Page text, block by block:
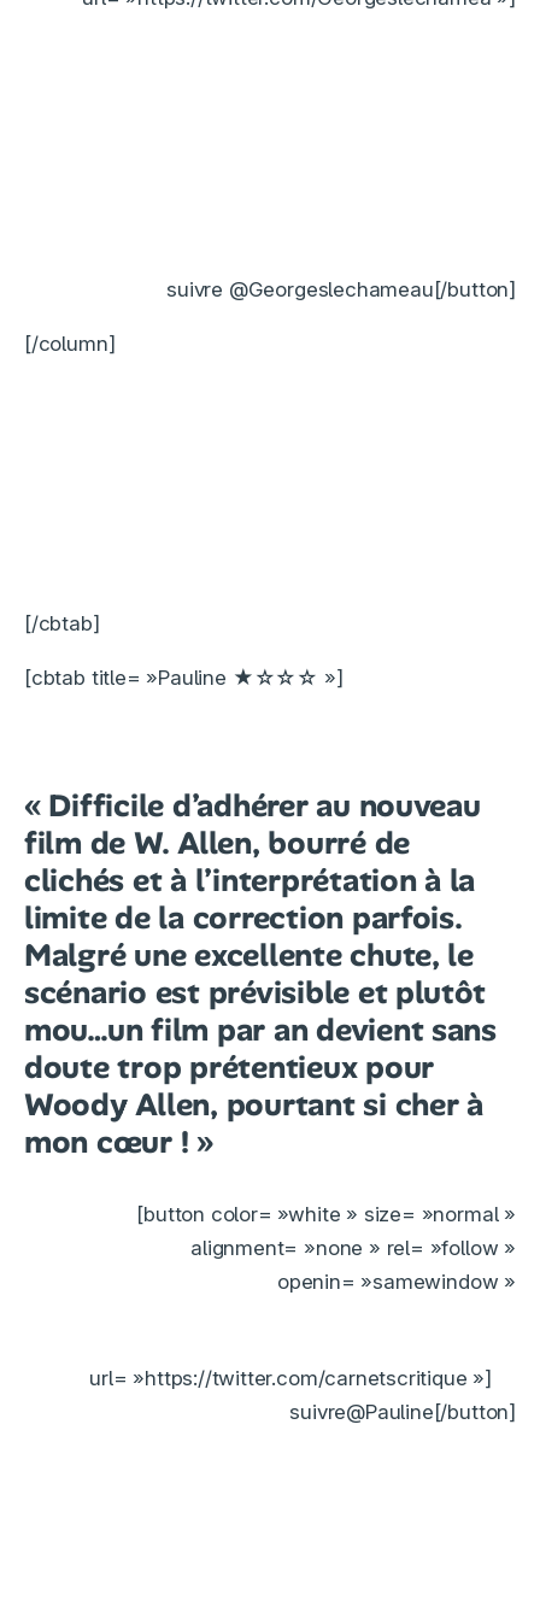
suivre @Georgeslechameau[/button]
[/column]
[/cbtab]
[cbtab title= »Pauline ★☆☆☆ »]
« Difficile d’adhérer au nouveau
film de W. Allen, bourré de
clichés et à l’interprétation à la
limite de la correction parfois.
Malgré une excellente chute, le
scénario est prévisible et plutôt
mou…un film par an devient sans
doute trop prétentieux pour
Woody Allen, pourtant si cher à
mon cœur ! »
[button color= »white » size= »normal »
alignment= »none » rel= »follow »
openin= »samewindow »
url= »https://twitter.com/carnetscritique »]
suivre@Pauline[/button]